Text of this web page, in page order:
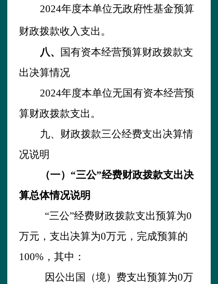
2024年度本单位无政府性基金预算
财政拨款收入支出。
八、
国有资本经营预算财政拨款支
出决算情况
2024年度本单位无国有资本经营预
算财政拨款支出。
九、 财政拨款三公经费支出决算情
况说明
（一） “三公”经费财政拨款支出决
算总体情况说明
“三公”经费财政拨款支出预算为0
万元，支出决算为0万元，完成预算的
100% ，其中：
因公出国（境）费支出预算为0万